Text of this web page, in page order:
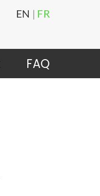
EN | FR
FAQ